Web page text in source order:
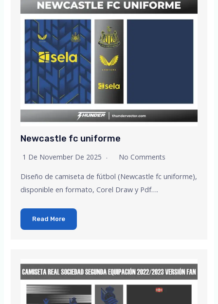
Newcastle fc uniforme
1 De November De 2025 No Comments
Diseño de camiseta de fútbol (Newcastle fc uniforme),
disponible en formato, Corel Draw y Pdf….
Read More